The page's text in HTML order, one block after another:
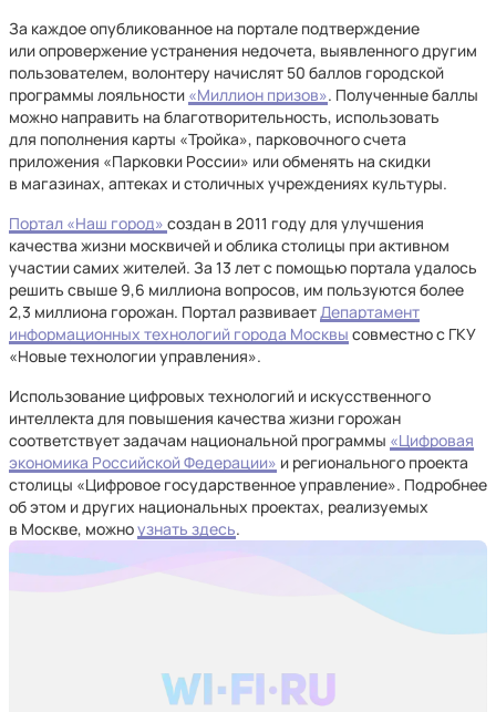
За каждое опубликованное на портале подтверждение
или опровержение устранения недочета, выявленного другим
пользователем, волонтеру начислят 50 баллов городской
программы лояльности «Миллион призов». Полученные баллы
можно направить на благотворительность, использовать
для пополнения карты «Тройка», парковочного счета
приложения «Парковки России» или обменять на скидки
в магазинах, аптеках и столичных учреждениях культуры.
Портал «Наш город» создан в 2011 году для улучшения
качества жизни москвичей и облика столицы при активном
участии самих жителей. За 13 лет с помощью портала удалось
решить свыше 9,6 миллиона вопросов, им пользуются более
2,3 миллиона горожан. Портал развиваетДепартамент
информационных технологий города Москвы совместно с ГКУ
«Новые технологии управления».
Использование цифровых технологий и искусственного
интеллекта для повышения качества жизни горожан
соответствует задачам национальной программы «Цифровая
экономика Российской Федерации» и регионального проекта
столицы «Цифровое государственное управление». Подробнее
об этом и других национальных проектах, реализуемых
в Москве, можноузнать здесь.